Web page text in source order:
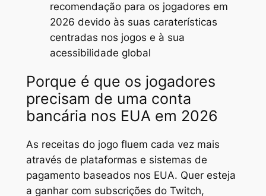
recomendação para os jogadores em
2026 devido às suas caraterísticas
centradas nos jogos e à sua
acessibilidade global
Porque é que os jogadores
precisam de uma conta
bancária nos EUA em 2026
As receitas do jogo fluem cada vez mais
através de plataformas e sistemas de
pagamento baseados nos EUA. Quer esteja
a ganhar com subscrições do Twitch,